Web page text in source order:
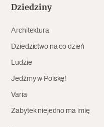
Archeologia
Dziedziny
Architektura
Dziedzictwo na co dzień
Ludzie
Jedźmy w Polskę!
Varia
Zabytek niejedno ma imię